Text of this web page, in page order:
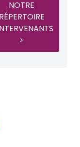
NOTRE
RÉPERTOIRE
>